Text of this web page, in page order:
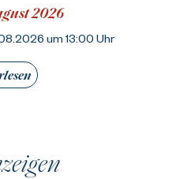
2026
um 13:00 Uhr